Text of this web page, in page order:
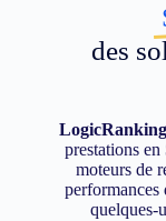
des
LogicRanking
prestations en
moteurs de
performances
quelques-